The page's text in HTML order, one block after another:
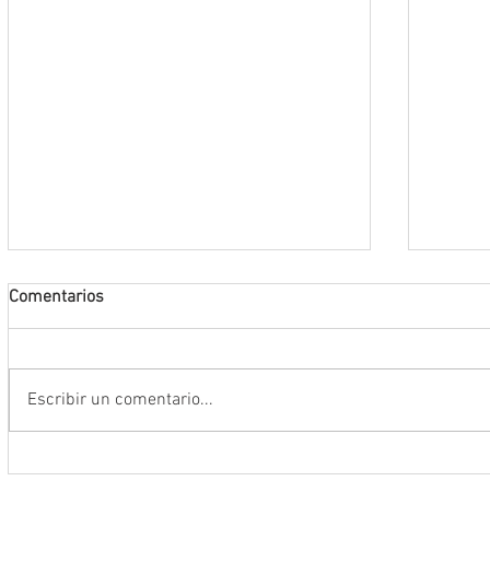
Comentarios
Escribir un comentario...